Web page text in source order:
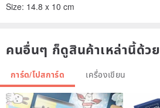
Size: 14.8 x 10 cm
คนอื่นๆ ก็ดูสินค้าเหล่านี้ด้วย
การ์ด/โปสการ์ด เครื่องเขียน